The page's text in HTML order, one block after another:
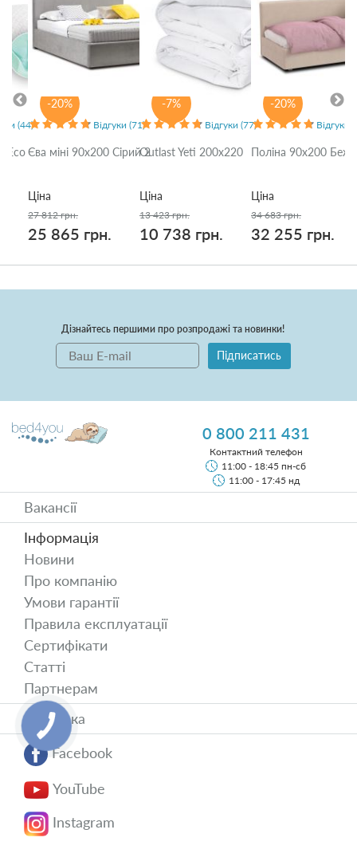
-20%
(44)
Eco
-7%
Відгуки (71)
Єва міні 90x200 Сірий 2
Ціна
27 812 грн.
25 865 грн.
-20%
Відгуки (77)
Outlast Yeti 200x220
Ціна
13 423 грн.
10 738 грн.
Відгуки
Поліна 90x200
Ціна
34 683 грн.
32 255 грн.
Дізнайтесь першими про розпродажі та новинки!
Підписатись
0 800 211 431
Контактний телефон
11:00 - 18:45 пн-сб
11:00 - 17:45 нд
Вакансії
Інформація
Новини
Про компанію
Умови гарантії
Правила експлуатації
Сертифікати
Статті
Партнерам
Доставка
Facebook
YouTube
Instagram